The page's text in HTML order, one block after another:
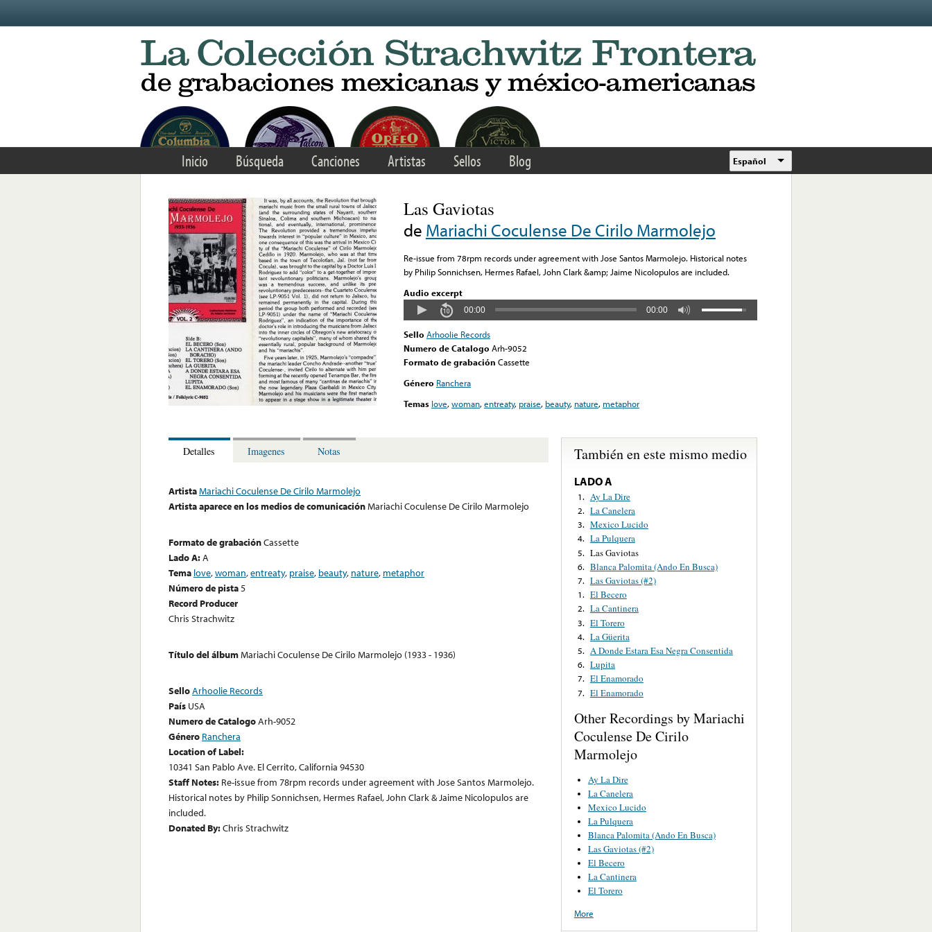
Inicio Búsqueda Canciones Artistas Sellos Blog Español
Las Gaviotas
de Mariachi Coculense De Cirilo Marmolejo
Re-issue from 78rpm records under agreement with Jose Santos Marmolejo. Historical notes
by Philip Sonnichsen, Hermes Rafael, John Clark &amp; Jaime Nicolopulos are included.
Audio excerpt
00:00 00:00
Sello Arhoolie Records
Numero de Catalogo Arh-9052
Formato de grabación Cassette
Género Ranchera
Temas love,woman,entreaty, praise, beauty, nature, metaphor
Detalles Imagenes Notas
ArtistaMariachi Coculense De Cirilo Marmolejo
Artista aparece en los medios de comunicaciónMariachi Coculense De Cirilo Marmolejo
Formato de grabaciónCassette
Lado A:A
Tema love,woman,entreaty, praise, beauty, nature, metaphor
Número de pista5
Record Producer
Chris Strachwitz
Título del álbumMariachi Coculense De Cirilo Marmolejo (1933 - 1936)
SelloArhoolie Records
País USA
Numero de CatalogoArh-9052
Género Ranchera
Location of Label:
10341 San Pablo Ave. El Cerrito, California 94530
Staff Notes: Re-issue from 78rpm records under agreement with Jose Santos Marmolejo.
Historical notes by Philip Sonnichsen, Hermes Rafael, John Clark & Jaime Nicolopulos are
included.
Donated By:Chris Strachwitz
También en este mismo medio
LADO A
1. Ay La Dire
2. La Canelera
3. Mexico Lucido
4. La Pulquera
5. Las Gaviotas
6. Blanca Palomita (Ando En Busca)
7. Las Gaviotas (#2)
1. El Becero
2. La Cantinera
3. El Torero
4. La Güerita
5. A Donde Estara Esa Negra Consentida
6. Lupita
7. El Enamorado
7. El Enamorado
Other Recordings by Mariachi
Coculense De Cirilo
Marmolejo
Ay La Dire
La Canelera
Mexico Lucido
La Pulquera
Blanca Palomita (Ando En Busca)
Las Gaviotas (#2)
El Becero
La Cantinera
El Torero
More